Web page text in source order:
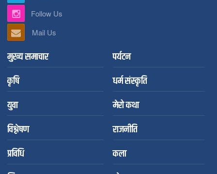
Follow Us
Mail Us
मुख्य समाचार
पर्यटन
कृषि
धर्म संस्कृति
युवा
मेरो कथा
विश्लेषण
राजनीति
प्रविधि
कला